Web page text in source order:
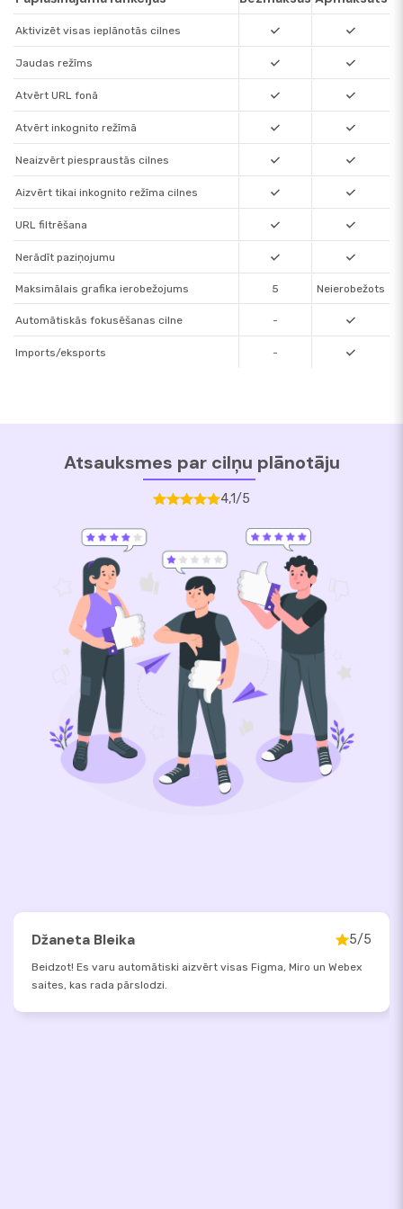
dienu2025.
februārī plkst.
10:05:00
Slēgts katru dienu
2025. gada 27.
februārī plkst.
Atvērts katru
februārī plkst.
Slēgts katru dienu
2025. gada 27.
februārī plkst.
10:06:00
Aktivizēt visas ieplānotās cilnes
Jaudas režīms
Atvērt URL fonā
Atvērt inkognito režīmā
Neaizvērt piespraustās cilnes
Aizvērt tikai inkognito režīma cilnes
URL filtrēšana
Nerādīt paziņojumu
Maksimālais grafika ierobežojums 5 Neierobežots
Automātiskās fokusēšanas cilne -
Imports/eksports -
Atsauksmes par cilņu plānotāju
4,1/5
Džaneta Bleika 5/5
Beidzot! Es varu automātiski aizvērt visas Figma, Miro un Webex
saites, kas rada pārslodzi.